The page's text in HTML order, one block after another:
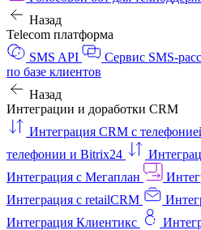
Назад
Telecom платформа
SMS API
Сервис SMS-
по базе клиентов
Назад
Интеграции и доработки CRM
Интеграция CRM с
телефонии и Bitrix24
Интеграция с Мегаплан
Интеграция с retailCRM
Интеграция Клиентикс